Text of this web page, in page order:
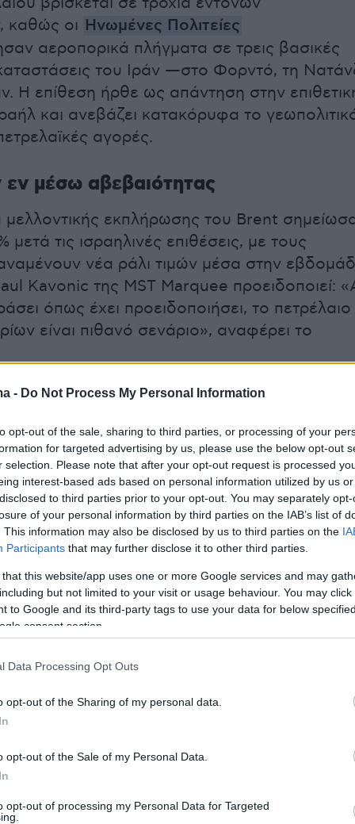
- Do Not Process My Personal Information
opt-out of the sale, sharing to third parties, or processing of your
for targeted advertising by us, please use the below opt-out
selection. Please note that after your opt-out request is processed
interest-based ads based on personal information utilized by us
to third parties prior to your opt-out. You may separately
of your personal information by third parties on the IAB’s list of
This information may also be disclosed by us to third parties on the
Participants that may further disclose it to other third parties.
that this website/app uses one or more Google services and may
but not limited to your visit or usage behaviour. You may
to Google and its third-party tags to use your data for below
consent section.
Data Processing Opt Outs
opt-out of the Sharing of my personal data.
opt-out of the Sale of my Personal Data.
opt-out of processing my Personal Data for Targeted
καθώς οι Ηνωμένες Πολιτείες
αεροπορικά πλήγματα σε τρεις βασικές
του Ιράν —στο Φορντό, τη
Η επίθεση ήρθε ως απάντηση στην
και ανεβάζει κατακόρυφα το
αγορές.
μέσω αβεβαιότητας
μελλοντικής εκπλήρωσης του Brent
μετά τις ισραηλινές επιθέσεις, με τους
νέα ράλι τιμών μέσα στην
Kavonic της MST Marquee προειδοποιεί:
όπως έχει προειδοποιήσει, το πετρέλαιο
είναι πιθανό σενάριο», αναφέρει το
τα Στενά του Ορμούζ
σημασίας πέρασμα του Περσικού Κόλπου,
σχεδόν το 20% της παγκόσμιας
αποτελεί το επίκεντρο
ότι ενδεχόμενη αντίδραση του Ιράν
επιθέσεις σε αμερικανικά
περιοχή, επιφέροντας διαταραχές στην
αλυσίδα και εκτόξευση των ασφαλίστρων
«παύση» και η ανατροπή
Τραμπ είχε αφήσει να εννοηθεί ότι θα
αντίδραση των ΗΠΑ για δύο εβδομάδες,
για «εξαφάνιση των στόχων» και
περαιτέρω στρατιωτική δράση αν η Τεχεράνη
με το Ισραήλ.